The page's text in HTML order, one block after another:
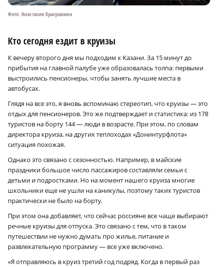
Фото: Анастасия Красушкина
Кто сегодня ездит в круизы
К вечеру второго дня мы подходим к Казани. За 15 минут до
прибытия на главной палубе уже образовалась толпа: первыми
выстроились пенсионеры, чтобы занять лучшие места в
автобусах.
Глядя на все это, я вновь вспоминаю стереотип, что круизы — это
отдых для пенсионеров. Это же подтверждает и статистика: из 178
туристов на борту 144 — люди в возрасте. При этом, по словам
директора круиза, на других теплоходах «Донинтурфлота»
ситуация похожая.
Однако это связано с сезонностью. Например, в майские
праздники большое число пассажиров составляли семьи с
детьми и подростками. Но на момент нашего круиза многие
школьники еще не ушли на каникулы, поэтому таких туристов
практически не было на борту.
При этом она добавляет, что сейчас россияне все чаще выбирают
речные круизы для отпуска. Это связано с тем, что в таком
путешествии не нужно думать про жилье, питание и
развлекательную программу — все уже включено.
«Я отправляюсь в круиз третий год подряд. Когда в первый раз